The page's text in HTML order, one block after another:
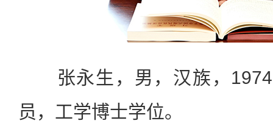
张永生，男，汉族，1974
员，工学博士学位。